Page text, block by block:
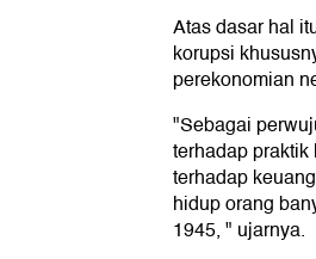
Atas dasar hal
korupsi
perekonomian
"Sebagai
terhadap
terhadap
hidup orang
1945, " ujarnya.